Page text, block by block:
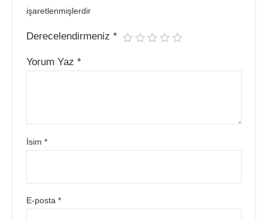
işaretlenmişlerdir
Derecelendirmeniz*
Yorum Yaz*
İsim*
E-posta*